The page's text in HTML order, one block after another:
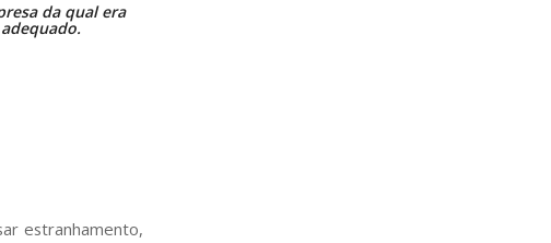
da qual era
estranhamento,